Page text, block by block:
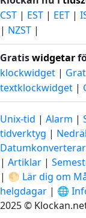
CST | EST | EET |
| NZST |
Gratiswidgetar
klockwidget |
textklockwidget |
Unix-tid | Alarm |
tidverktyg |
| Artiklar |
| 🌕 Lär dig om
helgdagar | 🌐
2025 ©